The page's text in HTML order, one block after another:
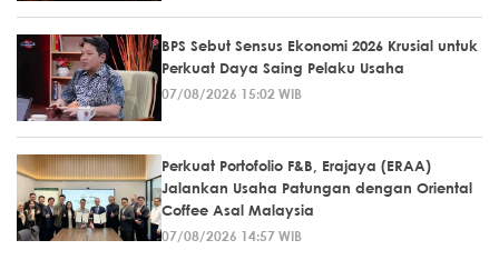
BPS Sebut Sensus Ekonomi 2026 Krusial untuk
Perkuat Daya Saing Pelaku Usaha
07/08/2026 15:02 WIB
Perkuat Portofolio F&B, Erajaya (ERAA)
Jalankan Usaha Patungan dengan Oriental
Coffee Asal Malaysia
07/08/2026 14:57 WIB